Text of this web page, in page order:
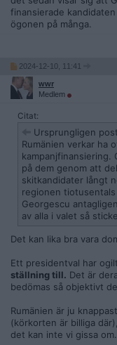
finansierade
ögonen på många.
2024-12-10, 11:41
wwr
Medlem
Citat:
Ursprungligen
Rumänien verkar ha
kampanjfinansiering.
på dem genom att
skitkandidater långt
regionen
Georgescu
av alla i valet så
Det kan lika bra vara
Ett presidentval har
ställning till. Det är
bedömas så objektivt
Rumänien är ju
(körkorten är billiga
det kan inte vi gissa om.